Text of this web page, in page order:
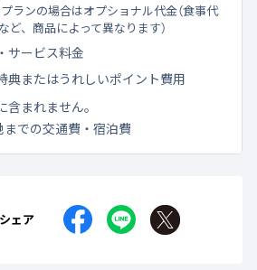
ランの場合はオプショナル代金（食事代
ど、商品によって異なります）
サービス料金
典またはうれしいポイント費用
含まれません。
での交通費・宿泊費
ェア